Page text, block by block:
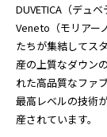
DUVETICA（デュ
Veneto（モリアー
たちが集結してス
産の上質なダウン
れた高品質なファ
最高レベルの技術
産されています。